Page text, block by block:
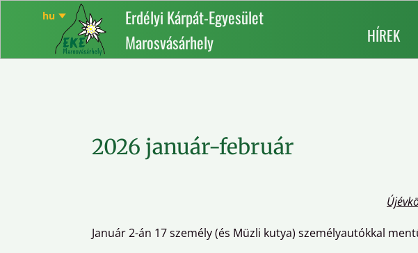
Erdélyi Kárpát-Egyesület
Marosvásárhely
HÍREK
2026 január-február
Január 2-án 17 személy (és Müzli kutya) személyautókkal